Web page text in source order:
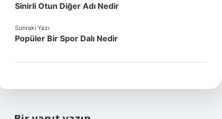
Sinirli Otun Diğer Adı Nedir
Sonraki Yazı
Popüler Bir Spor Dalı Nedir